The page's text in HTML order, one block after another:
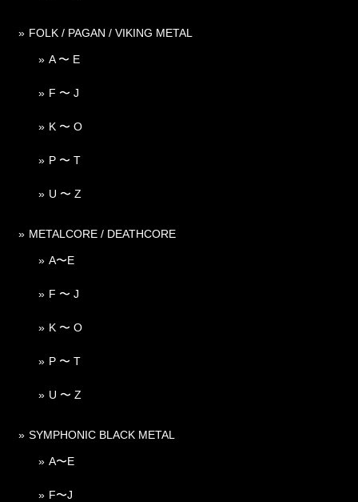
FOLK / PAGAN / VIKING METAL
A 〜 E
F 〜 J
K 〜 O
P 〜 T
U 〜 Z
METALCORE / DEATHCORE
A〜E
F 〜 J
K 〜 O
P 〜 T
U 〜 Z
SYMPHONIC BLACK METAL
A〜E
F〜J